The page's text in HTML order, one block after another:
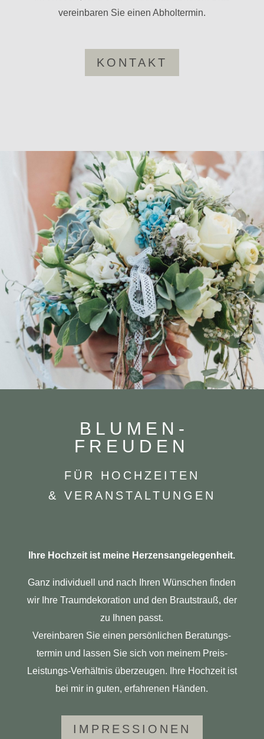
ver­ein­baren Sie einen Abholtermin.
KON­TAKT
BLU­MEN­
FREUDEN
FÜR HOCH­ZEITEN
& VERANSTALTUNGEN
Ihre Hoch­zeit ist meine Herzensangelegenheit.
Ganz indi­vi­duell und nach Ihren Wün­schen finden
wir Ihre Traum­de­ko­ra­tion und den Braut­strauß, der
zu Ihnen passt.
Ver­ein­baren Sie einen per­sön­li­chen Bera­tungs­
termin und lassen Sie sich von meinem Preis-
Leis­tungs-Ver­hältnis über­zeugen.
Ihre Hoch­zeit ist
bei mir in guten, erfah­renen Händen.
IMPRES­SIONEN